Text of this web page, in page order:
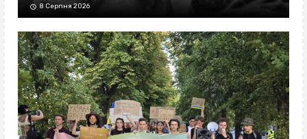
8 Серпня 2026